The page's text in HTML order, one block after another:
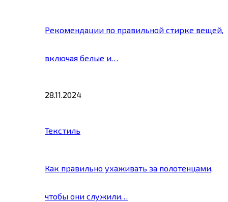
Рекомендации по правильной стирке вещей,
включая белые и…
28.11.2024
Текстиль
Как правильно ухаживать за полотенцами,
чтобы они служили…